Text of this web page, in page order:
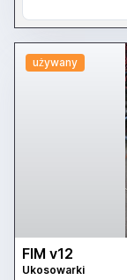
używany
FIM v12
Ukosowarki